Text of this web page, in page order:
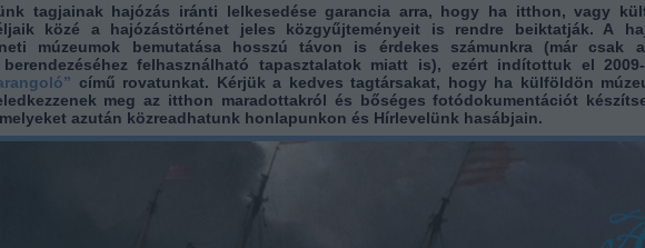
tagjainak hajózás iránti lelkesedése garancia arra, hogy ha itthon, vagy
közé a hajózástörténet jeles közgyűjteményeit is rendre beiktatják. A
múzeumok bemutatása hosszú távon is érdekes számunkra (már csak
felhasználható tapasztalatok miatt is), ezért indítottuk el
című rovatunkat. Kérjük a kedves tagtársakat, hogy ha külföldön
meg az itthon maradottakról és bőséges fotódokumentációt
azután közreadhatunk honlapunkon és Hírlevelünk hasábjain.